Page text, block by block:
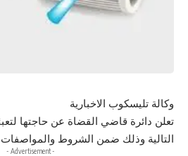
وكالة تليسكوب الاخبارية
تعلن دائرة قاضي القضاة عن حاجتها
التالية وذلك ضمن الشروط والمواصفات
- Advertisement -